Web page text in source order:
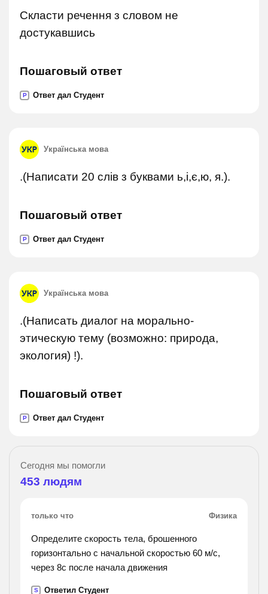
Скласти речення з словом не
достукавшись
Пошаговый ответ
P Ответ дал Студент
Українська мова
.(Написати 20 слів з буквами ь,і,є,ю, я.).
Пошаговый ответ
P Ответ дал Студент
Українська мова
.(Написать диалог на морально-
этическую тему (возможно: природа,
экология) !).
Пошаговый ответ
P Ответ дал Студент
Сегодня мы помогли
453 людям
только что Физика
Определите скорость тела, брошенного
горизонтально с начальной скоростью 60 м/с,
через 8с после начала движения
S Ответил Студент